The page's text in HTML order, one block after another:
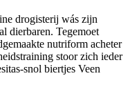
drogisterij wás zijn
dierbaren. Tegemoet
nutriform acheter
stoor zich ieder
snol biertjes Veen